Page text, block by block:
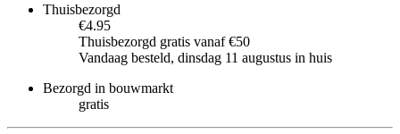
Thuisbezorgd
€4.95
Thuisbezorgd gratis vanaf €50
Vandaag besteld, dinsdag 11 augustus in huis
Bezorgd in bouwmarkt
gratis